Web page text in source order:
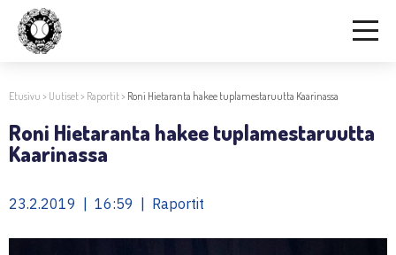
Etusivu > Uutiset> Raportit> Roni Hietaranta hakee tuplamestaruutta Kaarinassa
Roni Hietaranta hakee tuplamestaruutta
Kaarinassa
23.2.2019 | 16:59 | Raportit